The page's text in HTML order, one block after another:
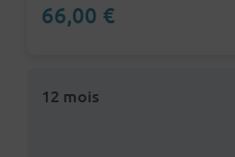
66,00 €
12 mois